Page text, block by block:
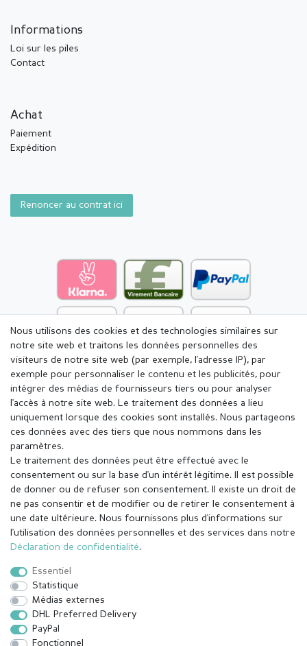
Informations
Loi sur les piles
Contact
Achat
Paiement
Expédition
Renoncer au contrat ici
Mentions légales Déclaration de confidentialité
Rétracter le contrat ici
Nous utilisons des cookies et des technologies similaires sur
notre site web et traitons les données personnelles des
visiteurs de notre site web (par exemple, l'adresse IP), par
exemple pour personnaliser le contenu et les publicités, pour
intégrer des médias de fournisseurs tiers ou pour analyser
l'accès à notre site web. Le traitement des données a lieu
uniquement lorsque des cookies sont installés. Nous partageons
ces données avec des tiers que nous nommons dans les
paramètres.
Le traitement des données peut être effectué avec le
consentement ou sur la base d'un intérêt légitime. Il est possible
de donner ou de refuser son consentement. Il existe un droit de
ne pas consentir et de modifier ou de retirer le consentement à
une date ultérieure. Nous fournissons plus d'informations sur
l'utilisation des données personnelles et des services dans notre
Déclaration de confidentialité.
Essentiel
Statistique
Médias externes
DHL Preferred Delivery
PayPal
Fonctionnel